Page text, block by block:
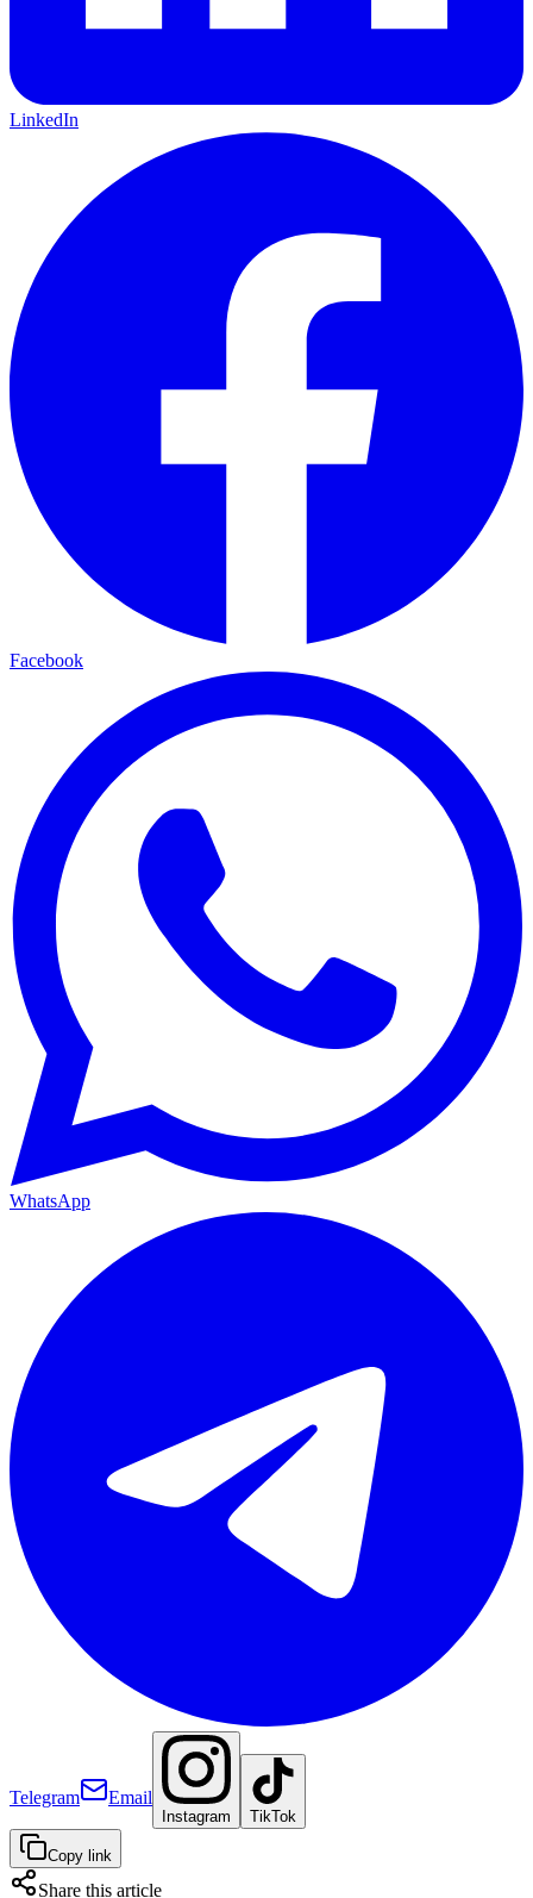
LinkedIn
Facebook
WhatsApp
Telegram Email
Instagram TikTok
Copy link
Share this article